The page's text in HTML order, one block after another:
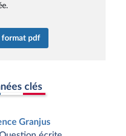
format pdf
clés
Granjus